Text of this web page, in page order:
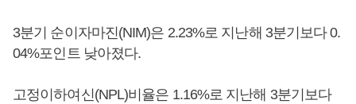
3분기 순이자마진(NIM)은 2.23%로 지난해 3분기보다 0.
04%포인트 낮아졌다.
고정이하여신(NPL)비율은 1.16%로 지난해 3분기보다